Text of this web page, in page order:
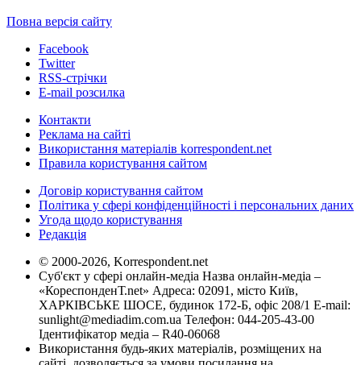
Повна версія сайту
Facebook
Twitter
RSS-стрічки
E-mail розсилка
Контакти
Реклама на сайті
Використання матеріалів korrespondent.net
Правила користування сайтом
Договір користування сайтом
Політика у сфері конфіденційності і персональних даних
Угода щодо користування
Редакція
© 2000-2026, Korrespondent.net
Суб'єкт у сфері онлайн-медіа Назва онлайн-медіа –
«КореспонденТ.net» Адреса: 02091, місто Київ,
ХАРКІВСЬКЕ ШОСЕ, будинок 172-Б, офіс 208/1 E-mail:
sunlight@mediadim.com.ua Телефон: 044-205-43-00
Ідентифікатор медіа – R40-06068
Використання будь-яких матеріалів, розміщених на